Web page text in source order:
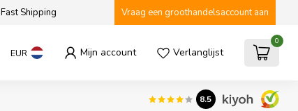
Fast Shipping Vraag een groothandelsaccount aan
EUR Mijn account Verlanglijst
0
8.5